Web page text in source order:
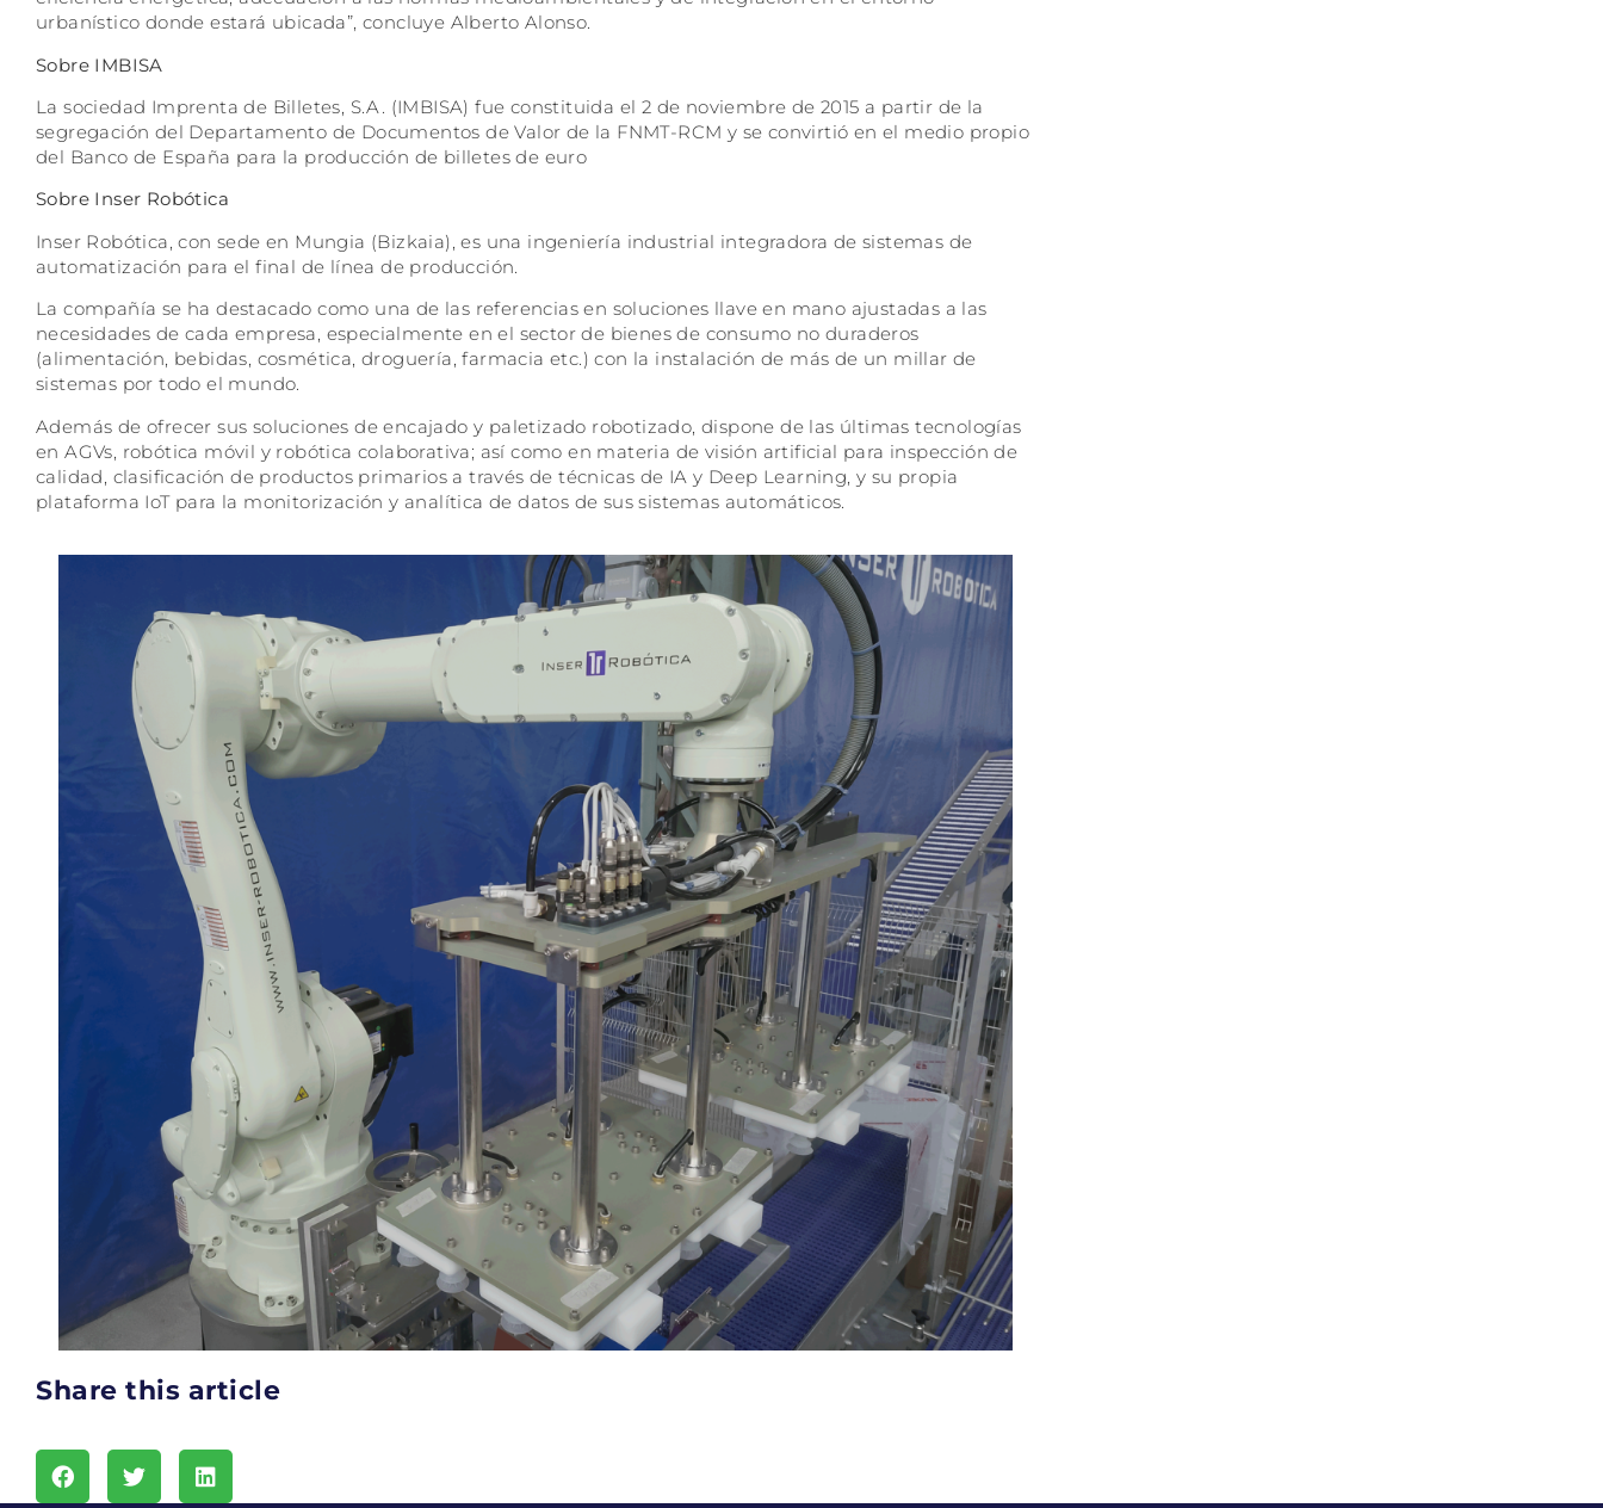
urbanístico donde estará ubicada”, concluye Alberto Alonso.
Sobre IMBISA
La sociedad Imprenta de Billetes, S.A. (IMBISA) fue constituida el 2 de noviembre de 2015 a partir de la
segregación del Departamento de Documentos de Valor de la FNMT-RCM y se convirtió en el medio propio
del Banco de España para la producción de billetes de euro
Sobre Inser Robótica
Inser Robótica, con sede en Mungia (Bizkaia), es una ingeniería industrial integradora de sistemas de
automatización para el final de línea de producción.
La compañía se ha destacado como una de las referencias en soluciones llave en mano ajustadas a las
necesidades de cada empresa, especialmente en el sector de bienes de consumo no duraderos
(alimentación, bebidas, cosmética, droguería, farmacia etc.) con la instalación de más de un millar de
sistemas por todo el mundo.
Además de ofrecer sus soluciones de encajado y paletizado robotizado, dispone de las últimas tecnologías
en AGVs, robótica móvil y robótica colaborativa; así como en materia de visión artificial para inspección de
calidad, clasificación de productos primarios a través de técnicas de IA y Deep Learning, y su propia
plataforma IoT para la monitorización y analítica de datos de sus sistemas automáticos.
Share this article